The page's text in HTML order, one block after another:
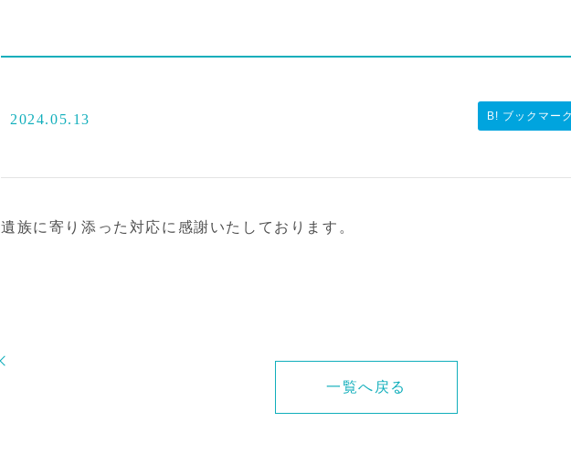
2024.05.13 B! ブックマーク
遺族に寄り添った対応に感謝いたしております。
一覧へ戻る